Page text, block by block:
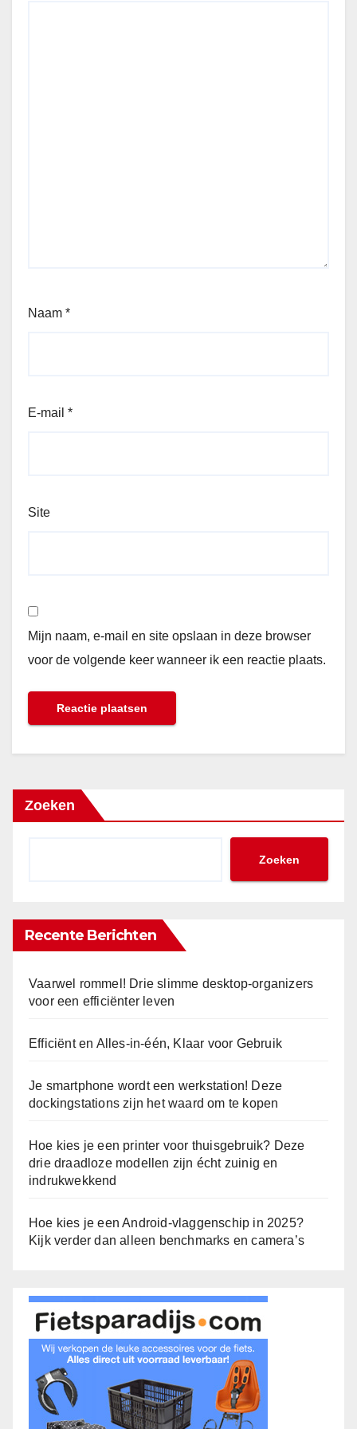
Naam *
E-mail *
Site
Mijn naam, e-mail en site opslaan in deze browser
voor de volgende keer wanneer ik een reactie plaats.
Zoeken
Zoeken
Recente Berichten
Vaarwel rommel! Drie slimme desktop-organizers
voor een efficiënter leven
Efficiënt en Alles-in-één, Klaar voor Gebruik
Je smartphone wordt een werkstation! Deze
dockingstations zijn het waard om te kopen
Hoe kies je een printer voor thuisgebruik? Deze
drie draadloze modellen zijn écht zuinig en
indrukwekkend
Hoe kies je een Android-vlaggenschip in 2025?
Kijk verder dan alleen benchmarks en camera’s